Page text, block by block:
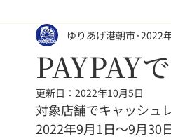
インフォメーション フード・加工
PAYPAY
ゆりあげ港朝市 2022
更新日： 2022年10月5日
対象店舗でキャッシュ
2022年9月1日～9月30